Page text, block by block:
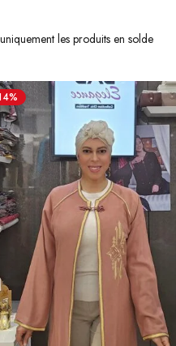
les produits en solde